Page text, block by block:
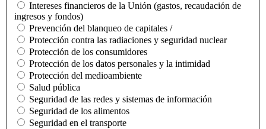
Intereses financieros de la Unión (gastos, recaudación de
ingresos y fondos)
Prevención del blanqueo de capitales /
Protección contra las radiaciones y seguridad nuclear
Protección de los consumidores
Protección de los datos personales y la intimidad
Protección del medioambiente
Salud pública
Seguridad de las redes y sistemas de información
Seguridad de los alimentos
Seguridad en el transporte